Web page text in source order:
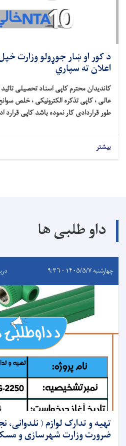
اعلان ته سپاري
کاندیدان محترم کاپی اسناد تحصیلی
عالی ، کاپی تذکره الکترونیکی ، خلص
طور قراردادی کار نموده باشد کاپی قرارد
بیشتر
داو طلبی ها
چهارشنبه ۱۴۰۵/۵/۷ - ۹:۳۶
تهیه و تدارک لوازم ( نلدوانی،
ضرورت وزارت شهرسازی و